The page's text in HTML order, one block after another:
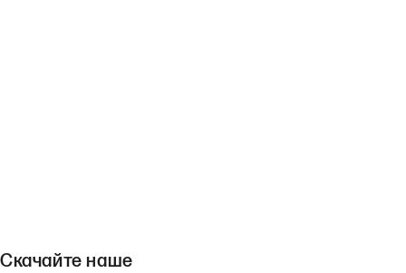
Скачайте наше